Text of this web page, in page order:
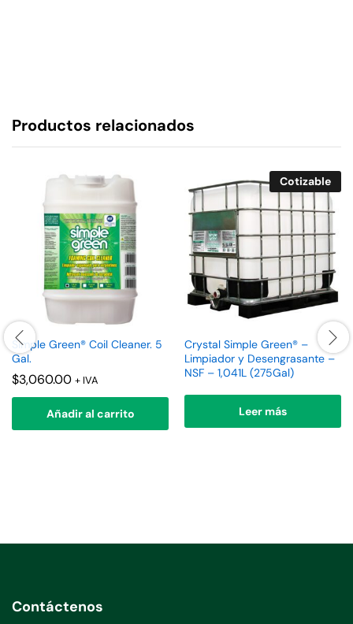
Productos relacionados
Simple Green® Coil Cleaner. 5
Gal.
$3,060.00 + IVA
Añadir al carrito
Cotizable
Crystal Simple Green® –
Limpiador y Desengrasante –
NSF – 1,041L (275Gal)
Leer más
Contáctenos